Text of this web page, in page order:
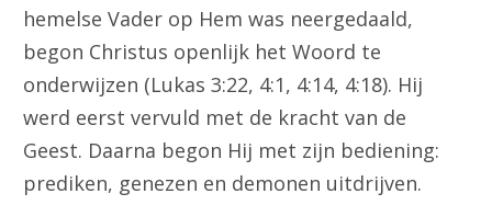
hemelse Vader op Hem was neergedaald,
begon Christus openlijk het Woord te
onderwijzen (Lukas 3:22, 4:1, 4:14, 4:18). Hij
werd eerst vervuld met de kracht van de
Geest. Daarna begon Hij met zijn bediening:
prediken, genezen en demonen uitdrijven.